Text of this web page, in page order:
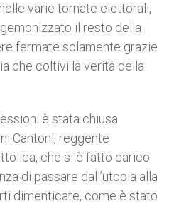
varie tornate elettorali,
il resto della
fermate solamente grazie
che coltivi la verità della
è stata chiusa
Cantoni, reggente
che si è fatto carico
di passare dall’utopia alla
dimenticate, come è stato